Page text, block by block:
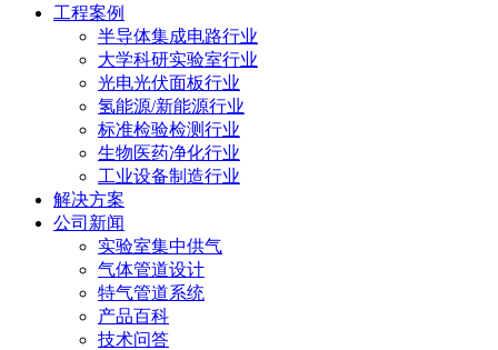
工程案例
半导体集成电路行业
大学科研实验室行业
光电光伏面板行业
氢能源/新能源行业
标准检验检测行业
生物医药净化行业
工业设备制造行业
解决方案
公司新闻
实验室集中供气
气体管道设计
特气管道系统
产品百科
技术问答